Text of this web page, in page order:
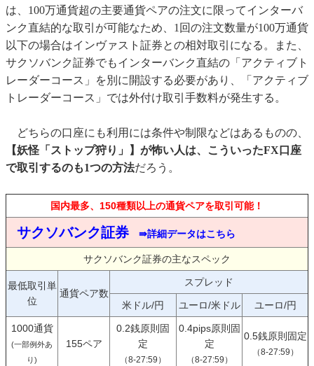
は、100万通貨超の主要通貨ペアの注文に限ってインターバ
ンク直結的な取引が可能なため、1回の注文数量が100万通貨
以下の場合はインヴァスト証券との相対取引になる。また、
サクソバンク証券でもインターバンク直結の「アクティブト
レーダーコース」を別に開設する必要があり、「アクティブ
トレーダーコース」では外付け取引手数料が発生する。
どちらの口座にも利用には条件や制限などはあるものの、
【妖怪「ストップ狩り」】が怖い人は、こういったFX口座
で取引するのも1つの方法だろう。
国内最多、150種類以上の通貨ペアを取引可能！
サクソバンク証券 ⇛詳細データはこちら
サクソバンク証券の主なスペック
最低取引単
位
通貨ペア数
スプレッド
米ドル/円 ユーロ/米ドル ユーロ/円
1000通貨
(一部例外あ
り)
155ペア
0.2銭原則固
定
（8-27:59）
0.4pips原則固
定
（8-27:59）
0.5銭原則固定
（8-27:59）